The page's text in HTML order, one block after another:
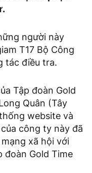
người này
T17 Bộ Công
tác điều tra.
Tập đoàn Gold
Quân (Tây
website và
công ty này đã
xã hội với
đoàn Gold Time